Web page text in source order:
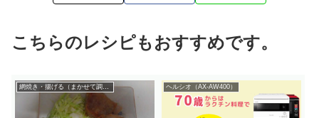
こちらのレシピもおすすめです。
ヘルシオ（AX-AW400）